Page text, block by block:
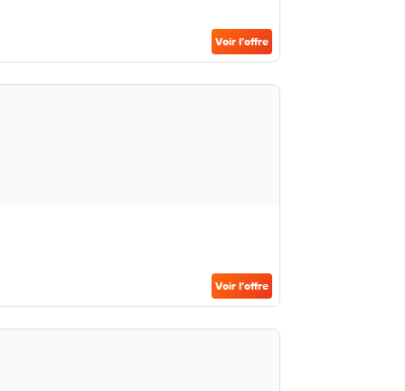
Voir l’offre
Voir l’offre